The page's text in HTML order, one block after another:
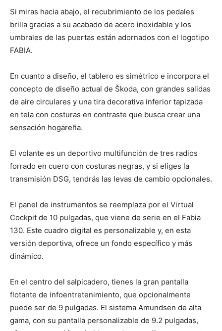
Si miras hacia abajo, el recubrimiento de los pedales
brilla gracias a su acabado de acero inoxidable y los
umbrales de las puertas están adornados con el logotipo
FABIA.
En cuanto a diseño, el tablero es simétrico e incorpora el
concepto de diseño actual de Škoda, con grandes salidas
de aire circulares y una tira decorativa inferior tapizada
en tela con costuras en contraste que busca crear una
sensación hogareña.
El volante es un deportivo multifunción de tres radios
forrado en cuero con costuras negras, y si eliges la
transmisión DSG, tendrás las levas de cambio opcionales.
El panel de instrumentos se reemplaza por el Virtual
Cockpit de 10 pulgadas, que viene de serie en el Fabia
130. Este cuadro digital es personalizable y, en esta
versión deportiva, ofrece un fondo específico y más
dinámico.
En el centro del salpicadero, tienes la gran pantalla
flotante de infoentretenimiento, que opcionalmente
puede ser de 9 pulgadas. El sistema Amundsen de alta
gama, con su pantalla personalizable de 9.2 pulgadas,